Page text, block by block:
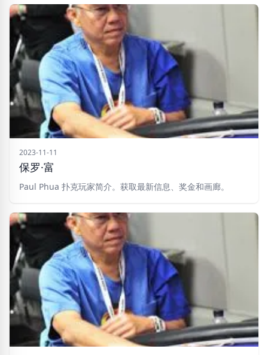
2023-11-11
保罗·富
Paul Phua 扑克玩家简介。获取最新信息、奖金和画廊。